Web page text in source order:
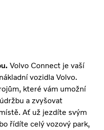
Volvo Connect je vaší
vozidla Volvo.
které vám umožní
a zvyšovat
Ať už jezdíte svým
řídíte celý vozový park,